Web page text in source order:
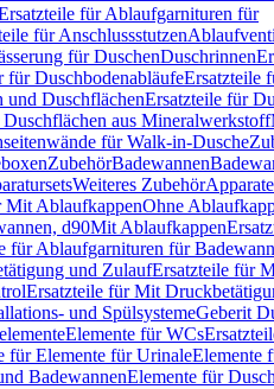
für Ablaufgarnituren für
für Anschlussstutzen
für DuschenDuschrinnen
für DuschbodenabläufeErsatzteile
und DuschflächenErsatzteile für
aus Mineralwerkstoff
für Walk-in-Dusche
ZubehörBadewannen
Weiteres Zubehör
Mit AblaufkappenOhne
d90Mit Ablaufkappen
für Ablaufgarnituren für
und ZulaufErsatzteile für
Ersatzteile für Mit
und SpülsystemeGeberit
Elemente für WCs
für Elemente für UrinaleElemente
BadewannenElemente für